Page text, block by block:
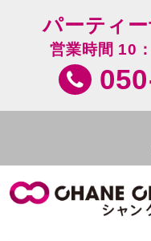
パーティ
営業時間 10